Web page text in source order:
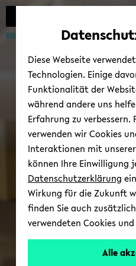
Diese Webseite
Technologien. Einige
Funktionalität der
während andere uns
Erfahrung zu verbessern.
verwenden wir Cookies
Interaktionen mit unserer
können Ihre Einwilligung
Datenschutzerklärung
Wirkung für die Zukunft
finden Sie auch
verwendeten Cookies
Alle